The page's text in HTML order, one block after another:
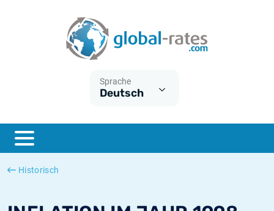
Sprache
Deutsch
Historisch
ESTER
SONIA
Was ist die VPI-Inflation?
Was ist die HVPI-Inflation?
Deutsche inflation
Europäische inflation
Historische Euribor-Sätze
Historische ESTER-Sätze
Historische SOFR-Sätze
Historische SONIA-Sätze
Inflationsrechner